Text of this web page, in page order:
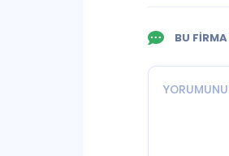
BU